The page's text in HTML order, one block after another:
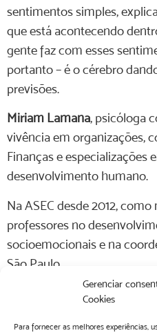
Gerenciar
Cookies
Para fornecer as melhores experiências,
sentimentos simples,
que está acontecendo
gente faz com esses
portanto – é o cérebro
previsões.
Miriam Lamana, psicóloga
vivência em organizações,
Finanças e especializações
desenvolvimento humano.
Na ASEC desde 2012,
professores no
socioemocionais e na
São Paulo.